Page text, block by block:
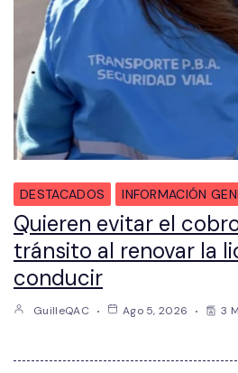
DESTACADOS INFORMACIÓN
Quieren evitar el
tránsito al renovar la
conducir
GuilleQAC Ago 5, 2026 3